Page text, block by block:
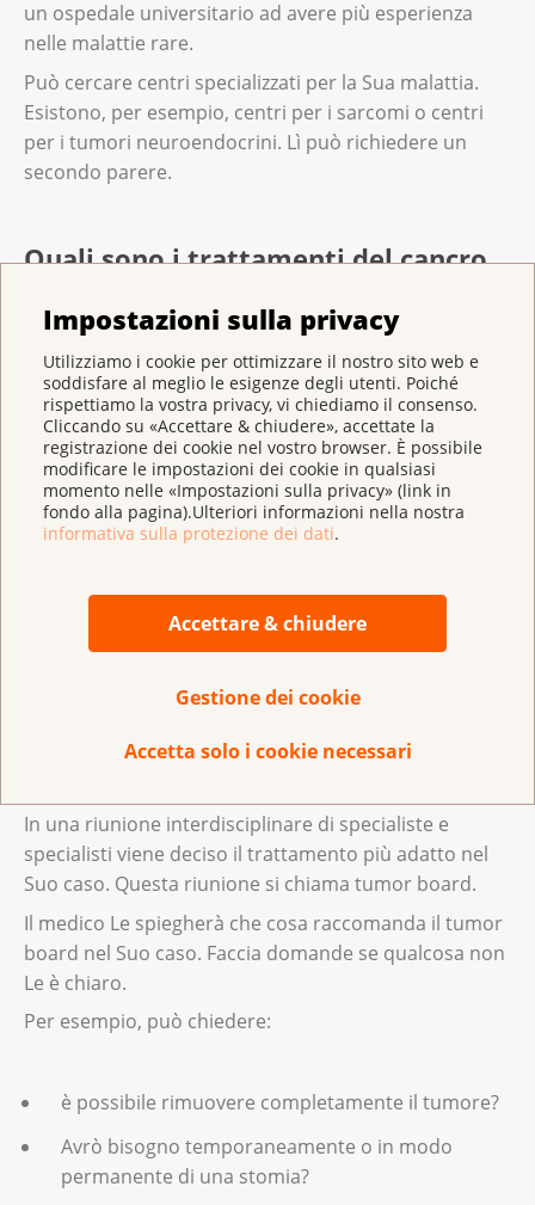
Impostazioni sulla privacy
Utilizziamo i cookie per ottimizzare il nostro sito web e
soddisfare al meglio le esigenze degli utenti. Poiché
rispettiamo la vostra privacy, vi chiediamo il consenso.
Cliccando su «Accettare & chiudere», accettate la
registrazione dei cookie nel vostro browser. È possibile
modificare le impostazioni dei cookie in qualsiasi
momento nelle «Impostazioni sulla privacy» (link in
fondo alla pagina).Ulteriori informazioni nella nostra
informativa sulla protezione dei dati.
Accettare & chiudere
Gestione dei cookie
Accetta solo i cookie necessari
un ospedale universitario ad avere più esperienza
nelle malattie rare.
Può cercare centri specializzati per la Sua malattia.
Esistono, per esempio, centri per i sarcomi o centri
per i tumori neuroendocrini. Lì può richiedere un
secondo parere.
Quali sono i trattamenti del cancro
I medici Le proporranno una o più di queste terapie:
intervento chirurgico: l’équipe medica rimuove il
tumore durante l’operazione, il più
completamente possibile;
chemioterapia: i farmaci della chemioterapia
distruggono resti molto piccoli del tumore e
immunoterapia: i farmaci dell’immunoterapia
vengono usati soprattutto quando le cellule del
effetti collaterali o i disturbi, come il dolore.
In una riunione interdisciplinare di specialiste e
specialisti viene deciso il trattamento più adatto nel
Suo caso. Questa riunione si chiama tumor board.
Il medico Le spiegherà che cosa raccomanda il tumor
board nel Suo caso. Faccia domande se qualcosa non
Le è chiaro.
Per esempio, può chiedere:
è possibile rimuovere completamente il tumore?
Avrò bisogno temporaneamente o in modo
permanente di una stomia?